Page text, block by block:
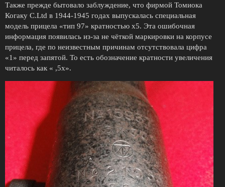
Также прежде бытовало заблуждение, что фирмой Томиока
Когаку C.Ltd в 1944-1945 годах выпускалась специальная
модель прицела «тип 97» кратностью х5. Эта ошибочная
информация появилась из-за не чёткой маркировки на корпусе
прицела, где по неизвестным причинам отсутствовала цифра
«1» перед запятой. То есть обозначение кратности увеличения
читалось как « ,5х».